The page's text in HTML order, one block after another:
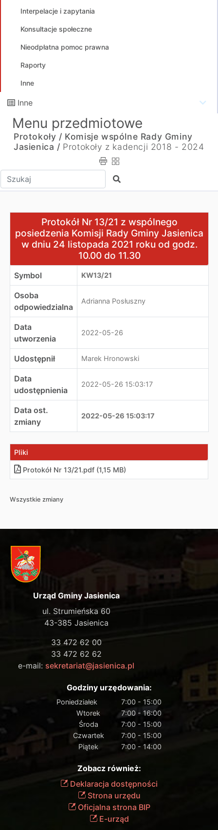
Interpelacje i zapytania
Konsultacje społeczne
Nieodpłatna pomoc prawna
Raporty
Inne
Inne
Menu przedmiotowe
Protokoły / Komisje wspólne Rady Gminy
Jasienica / Protokoły z kadencji 2018 - 2024
Wpisz tekst do wyszukania Szukaj
Protokół Nr 13/21 z wspólnego posiedzenia Komisji
Protokół Nr 13/21 z wspólnego
posiedzenia Komisji Rady Gminy Jasienica
w dniu 24 listopada 2021 roku od godz.
10.00 do 11.30
Symbol KW13/21
Osoba
odpowiedzialna
Adrianna Posłuszny
Data
utworzenia
2022-05-26
Udostępnił Marek Hronowski
Data
udostępnienia
2022-05-26 15:03:17
Data ost.
zmiany
2022-05-26 15:03:17
Pliki
Protokół Nr 13/21.pdf (1,15 MB)
Wszystkie zmiany
Urząd Gminy Jasienica
ul. Strumieńska 60
43-385 Jasienica
33 472 62 00
33 472 62 62
e-mail: sekretariat@jasienica.pl
Godziny urzędowania:
Poniedziałek
7:00 - 15:00
Wtorek
7:00 - 16:00
Środa
7:00 - 15:00
Czwartek
7:00 - 15:00
Piątek
7:00 - 14:00
Zobacz również:
Deklaracja dostępności
Strona urzędu
Oficjalna strona BIP
E-urząd